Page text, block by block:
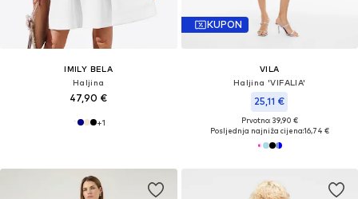
IMILY BELA
Haljina
47,90 €
+1
KUPON
VILA
Haljina 'VIFALIA'
25,11 €
Prvotno: 39,90 €
Posljednja najniža cijena:16,74 €